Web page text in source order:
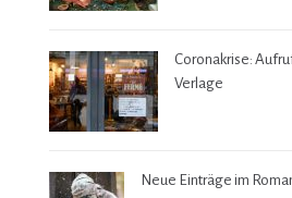
Coronakrise:
Verlage
Neue Einträge im